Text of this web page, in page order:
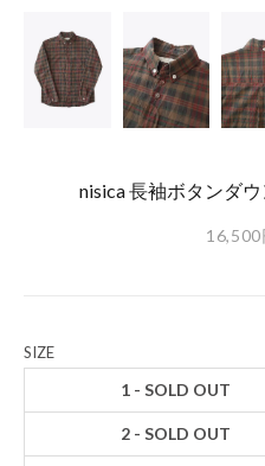
nisica 長袖ボタンダ
16,500
SIZE
1 - SOLD OUT
2 - SOLD OUT